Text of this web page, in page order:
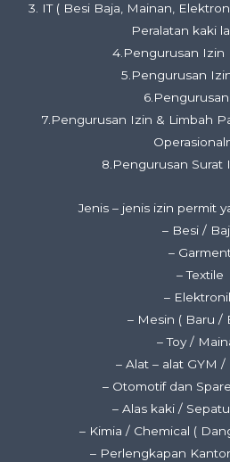
3. IT ( Besi Baja, Mainan,
Peralatan kaki
4.Pengurusan Izin
5.Pengurusan
7.Pengurusan Izin & Limbah
8.Pengurusan Surat
Jenis – jenis izin permit
– Besi /
–
– Textile
–
– Mesin ( Baru /
– Toy /
– Alat – alat GYM /
– Otomotif dan
– Alas kaki /
– Kimia / Chemical (
– Perlengkapan